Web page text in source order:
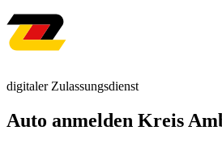
digitaler Zulassungsdienst
Auto anmelden Kreis